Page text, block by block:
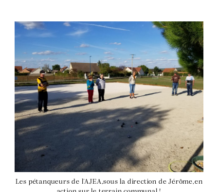
Les pétanqueurs de l'AJEA,sous la direction de Jérôme,en